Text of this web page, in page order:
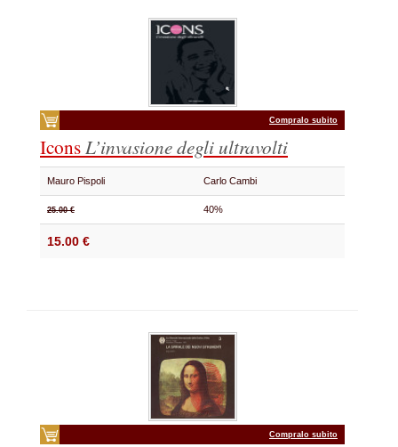
Compralo subito
IconsL’invasione degli ultravolti
Mauro Pispoli Carlo Cambi
25.00 € 40%
15.00 €
Compralo subito